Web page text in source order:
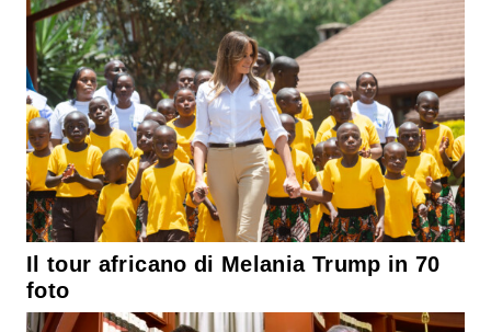
Il tour africano di Melania Trump in 70
foto